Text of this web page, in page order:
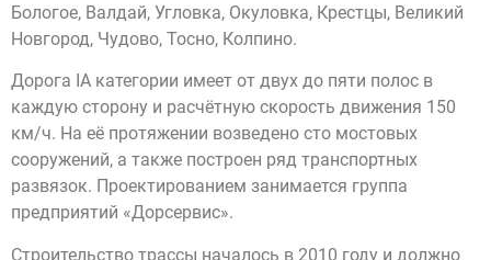
Бологое, Валдай, Угловка, Окуловка, Крестцы, Великий
Новгород, Чудово, Тосно, Колпино.
Дорога IA категории имеет от двух до пяти полос в
каждую сторону и расчётную скорость движения 150
км/ч. На её протяжении возведено сто мостовых
сооружений, а также построен ряд транспортных
развязок. Проектированием занимается группа
предприятий «Дорсервис».
Строительство трассы началось в 2010 году и должно